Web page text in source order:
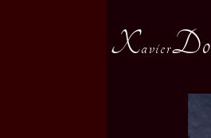
XavierDo